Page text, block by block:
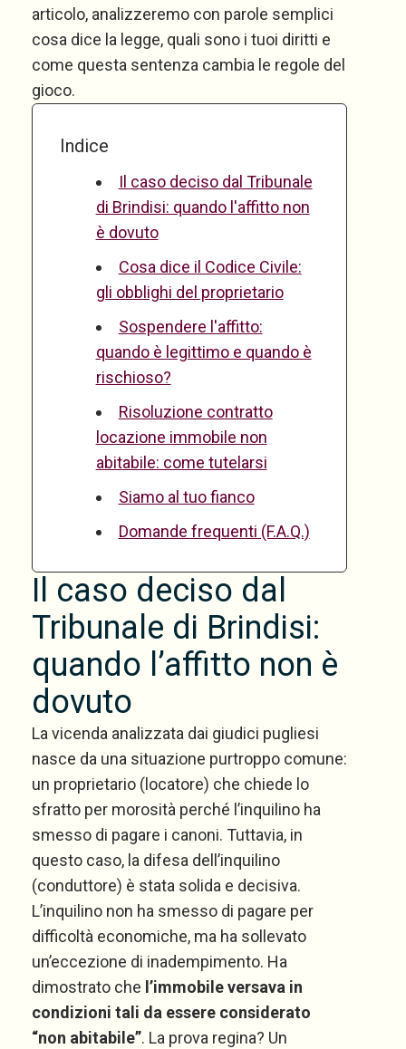
articolo, analizzeremo con parole semplici
cosa dice la legge, quali sono i tuoi diritti e
come questa sentenza cambia le regole del
gioco.
Indice
Il caso deciso dal Tribunale
di Brindisi: quando l'affitto non
è dovuto
Cosa dice il Codice Civile:
gli obblighi del proprietario
Sospendere l'affitto:
quando è legittimo e quando è
rischioso?
Risoluzione contratto
locazione immobile non
abitabile: come tutelarsi
Siamo al tuo fianco
Domande frequenti (F.A.Q.)
Il caso deciso dal
Tribunale di Brindisi:
quando l’affitto non è
dovuto
La vicenda analizzata dai giudici pugliesi
nasce da una situazione purtroppo comune:
un proprietario (locatore) che chiede lo
sfratto per morosità perché l’inquilino ha
smesso di pagare i canoni. Tuttavia, in
questo caso, la difesa dell’inquilino
(conduttore) è stata solida e decisiva.
L’inquilino non ha smesso di pagare per
difficoltà economiche, ma ha sollevato
un’eccezione di inadempimento. Ha
dimostrato che l’immobile versava in
condizioni tali da essere considerato
“non abitabile”. La prova regina? Un